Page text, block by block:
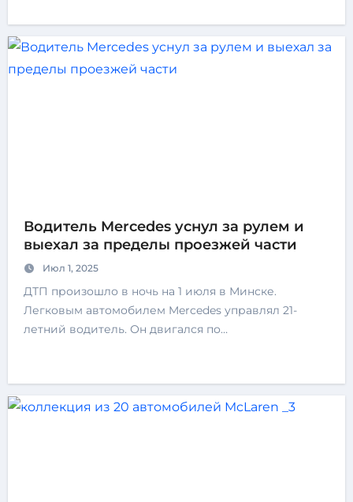
Водитель Mercedes уснул за рулем и
выехал за пределы проезжей части
Июл 1, 2025
ДТП произошло в ночь на 1 июля в Минске.
Легковым автомобилем Mercedes управлял 21-
летний водитель. Он двигался по…